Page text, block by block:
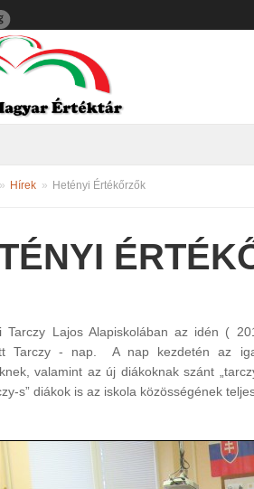
» Hírek » Hetényi Értékőrzők
Tarczy Lajos Alapiskolában az idén (
Tarczy - nap. A nap kezdetén az
valamint az új diákoknak szánt
s” diákok is az iskola közösségének